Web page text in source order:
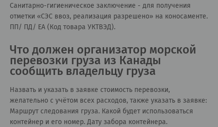
Санитарно-гигиеническое заключение - для получения
отметки «СЭС ввоз, реализация разрешено» на коносаменте.
ПП/ ПД/ ЕА (Код товара УКТВЭД).
Что должен организатор морской
перевозки груза из Канады
сообщить владельцу груза
Назвать и указать в заявке стоимость перевозки,
желательно с учётом всех расходов, также указать в заявке:
Маршрут следования груза. Какой будет использоваться
контейнер и его номер. Дату забора контейнера.